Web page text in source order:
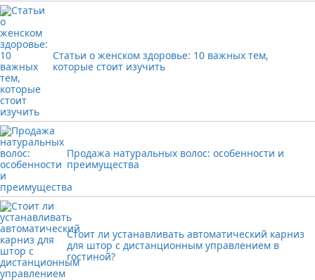
Статьи о женском здоровье: 10 важных тем,
которые стоит изучить
Продажа натуральных волос: особенности и
преимущества
Стоит ли устанавливать автоматический карниз
для штор с дистанционным управлением в
гостиной?